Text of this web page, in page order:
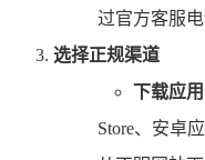
过官方客服
选择正规渠道
下载应用
Store、安卓